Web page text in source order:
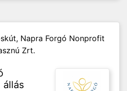
Napra Forgó Nonprofit
Zrt.
állás